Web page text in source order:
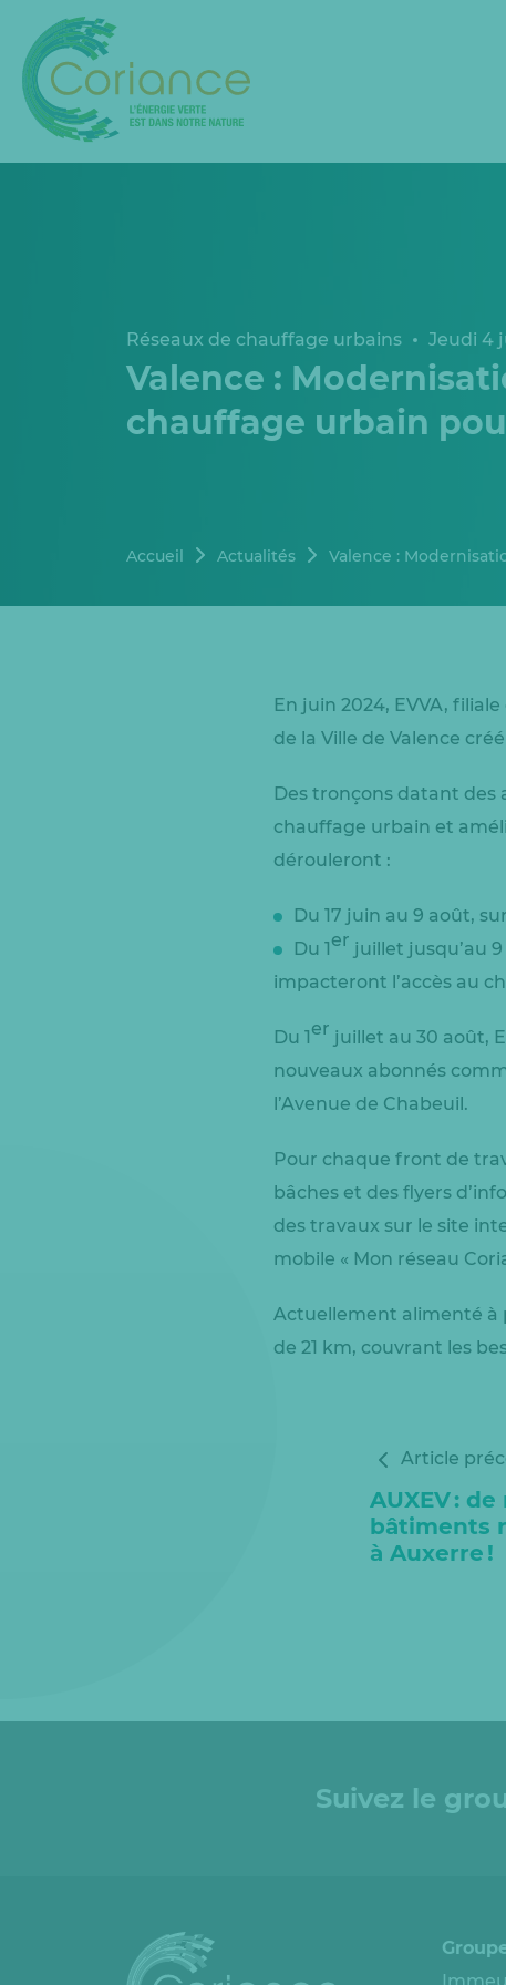
Réseaux de chauffage urbains Jeudi 4
Valence :
chauffage urbain
Accueil Actualités Valence :
En juin 2024, EVVA,
de la Ville de Valence
Des tronçons datant
chauffage urbain et
dérouleront :
Du 17 juin au 9 août,
Du 1 er juillet jusqu’au
impacteront l’accès au
Du 1 er juillet au 30 août,
nouveaux abonnés
l’Avenue de Chabeuil.
Pour chaque front de
bâches et des flyers
des travaux sur le site
mobile « Mon réseau
Actuellement alimenté à
de 21 km, couvrant les
Article
AUXEV :
bâtiments
à Auxerre !
Suivez le